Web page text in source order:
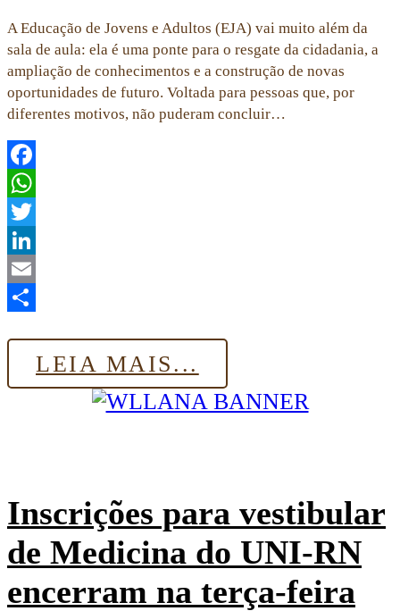
A Educação de Jovens e Adultos (EJA) vai muito além da
sala de aula: ela é uma ponte para o resgate da cidadania, a
ampliação de conhecimentos e a construção de novas
oportunidades de futuro. Voltada para pessoas que, por
diferentes motivos, não puderam concluir…
Facebook
WhatsApp
Twitter
LinkedIn
Email
LEIA MAIS...
Inscrições para vestibular
de Medicina do UNI-RN
encerram na terça-feira